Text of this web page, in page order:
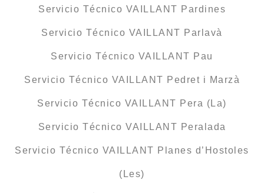
Servicio Técnico VAILLANT Pardines
Servicio Técnico VAILLANT Parlavà
Servicio Técnico VAILLANT Pau
Servicio Técnico VAILLANT Pedret i Marzà
Servicio Técnico VAILLANT Pera (La)
Servicio Técnico VAILLANT Peralada
Servicio Técnico VAILLANT Planes d’Hostoles
(Les)